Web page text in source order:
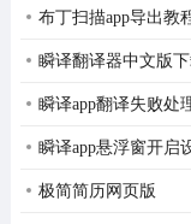
4、创建完成后，
看；
布丁扫描app导出教
瞬译翻译器中文版
瞬译app翻译失败处
瞬译app悬浮窗开启
极简简历网页版